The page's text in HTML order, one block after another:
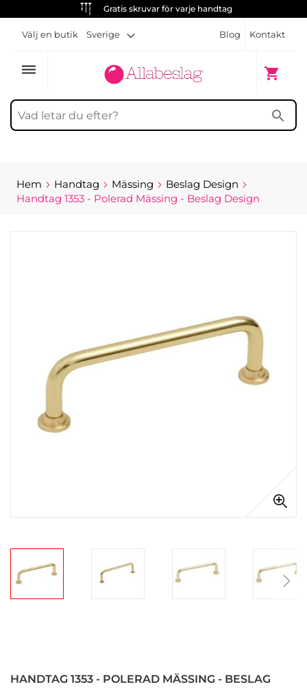
Gratis skruvar för varje handtag
Blog Kontakt
Välj en butik Sverige
dehaze shopping_cart
Min
search
Hem Handtag Mässing
Beslag Design
Handtag 1353 - Polerad Mässing - Beslag Design
av
HANDTAG 1353 - POLERAD MÄSSING - BESLAG